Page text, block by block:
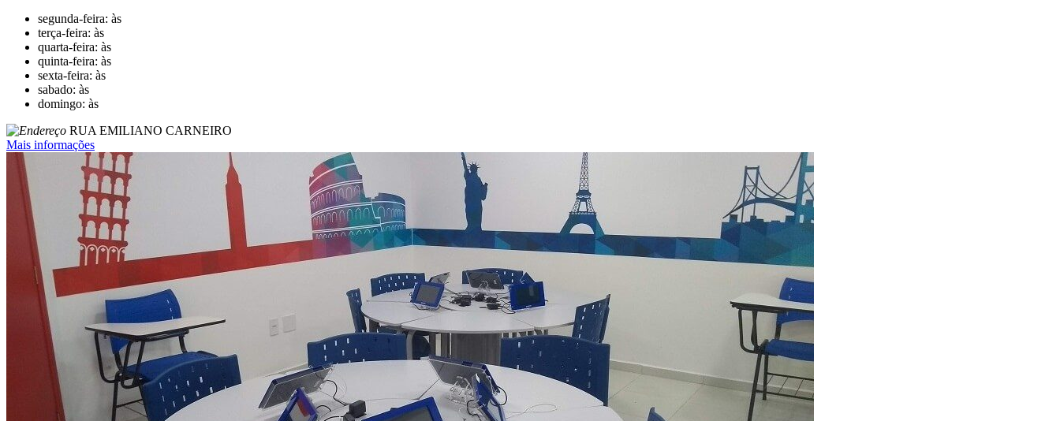
segunda-feira: às
terça-feira: às
quarta-feira: às
quinta-feira: às
sexta-feira: às
sabado: às
domingo: às
RUA EMILIANO CARNEIRO
Mais informações